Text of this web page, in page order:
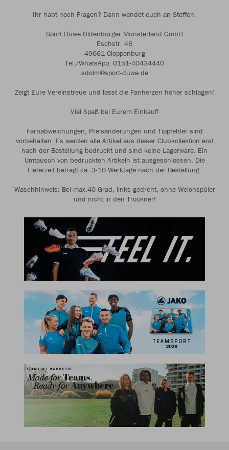
Ihr habt noch Fragen? Dann wendet euch an Steffen.
Sport Duwe Oldenburger Münsterland GmbH
Eschstr. 46
49661 Cloppenburg
Tel./WhatsApp: 0151-40434440
sdolm@sport-duwe.de
Zeigt Eure Vereinstreue und lasst die Fanherzen höher schlagen!
Viel Spaß bei Eurem Einkauf!
Farbabweichungen, Preisänderungen und Tippfehler sind
vorbehalten. Es werden alle Artikel aus dieser Clubkollektion erst
nach der Bestellung bedruckt und sind keine Lagerware. Ein
Umtausch von bedruckten Artikeln ist ausgeschlossen. Die
Lieferzeit beträgt ca. 3-10 Werktage nach der Bestellung.
Waschhinweis: Bei max.40 Grad, links gedreht, ohne Weichspüler
und nicht in den Trockner!